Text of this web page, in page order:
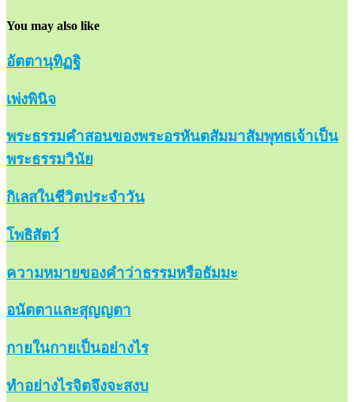
You may also like
อัตตานุทิฏฐิ
เพ่งพินิจ
พระธรรมคำสอนของพระอรหันตสัมมาสัมพุทธเจ้าเป็น
พระธรรมวินัย
กิเลสในชีวิตประจำวัน
โพธิสัตว์
ความหมายของคำว่าธรรมหรือธัมมะ
อนัตตาและสุญญตา
กายในกายเป็นอย่างไร
ทำอย่างไรจิตจึงจะสงบ